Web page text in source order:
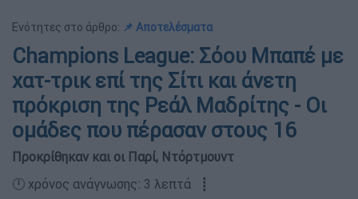
Ενότητες στο άρθρο: 📌 Αποτελέσματα
Champions League: Σόου Μπαπέ με
χατ-τρικ επί της Σίτι και άνετη
πρόκριση της Ρεάλ Μαδρίτης - Οι
ομάδες που πέρασαν στους 16
Προκρίθηκαν και οι Παρί, Ντόρτμουντ
🕛 χρόνος ανάγνωσης: 3 λεπτά ┋